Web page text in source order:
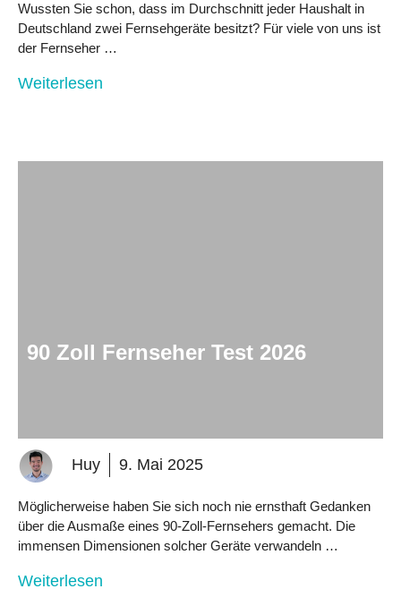
Wussten Sie schon, dass im Durchschnitt jeder Haushalt in
Deutschland zwei Fernsehgeräte besitzt? Für viele von uns ist
der Fernseher …
Weiterlesen
90 Zoll Fernseher Test 2026
Huy 9. Mai 2025
Möglicherweise haben Sie sich noch nie ernsthaft Gedanken
über die Ausmaße eines 90-Zoll-Fernsehers gemacht. Die
immensen Dimensionen solcher Geräte verwandeln …
Weiterlesen